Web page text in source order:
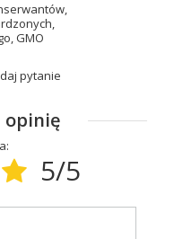
,
,
,GMO
pytanie
opinię
5/5